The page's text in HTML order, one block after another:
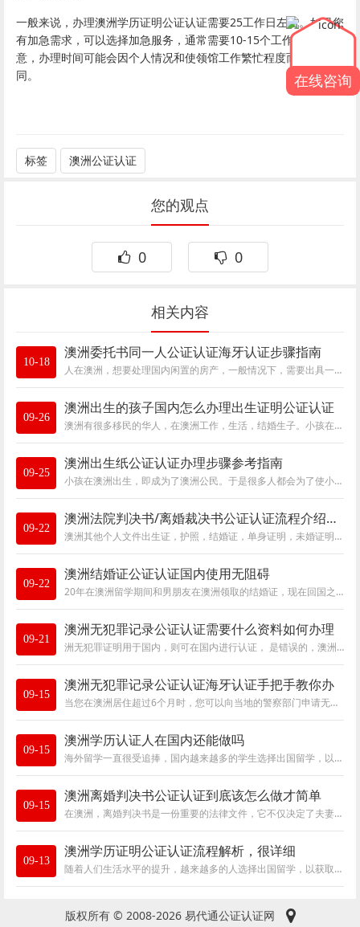
一般来说，办理澳洲学历证明公证认证需要25工作日左右。如果您
有加急需求，可以选择加急服务，通常需要10-15个工作日。请注
意，办理时间可能会因个人情况和使领馆工作繁忙程度而有所不
同。
标签 澳洲公证认证
您的观点
0 0
相关内容
10-18
澳洲委托书同一人公证认证海牙认证步骤指南
人在澳洲，想要处理国内闲置的房产，一般情况下，需要出具一份委托书，如果是加入了澳洲籍，还需额外出具一份同一人声明书。都是澳洲出具的文
09-26
澳洲出生的孩子国内怎么办理出生证明公证认证
澳洲有很多移民的华人，在澳洲工作，生活，结婚生子。小孩在澳洲取得了相应的出生证明，回到国内后，当需要给宝宝的签证进行续签的时候，出入
09-25
澳洲出生纸公证认证办理步骤参考指南
​小孩在澳洲出生，即成为了澳洲公民。于是很多人都会为了使小孩直接成为澳洲公民而选择在澳洲生小孩。在澳洲生小孩对于小孩子来说是有很多好
09-22
澳洲法院判决书/离婚裁决书公证认证流程介绍，很实用
澳洲其他个人文件出生证，护照，结婚证，单身证明，未婚证明，死亡证明，学历证明等都可办理澳洲使馆认证。
09-22
澳洲结婚证公证认证国内使用无阻碍
20年在澳洲留学期间和男朋友在澳洲领取的结婚证，现在回国之后由于感情不和需要在国内办理离婚手续。由于是涉外婚姻需要通过国内法院来办理离婚
09-21
澳洲无犯罪记录公证认证需要什么资料如何办理
洲无犯罪证明用于国内，则可在国内进行认证， 是错误的，澳洲出具的文件，在澳洲当地才设立有认证机构。
09-15
澳洲无犯罪记录公证认证海牙认证手把手教你办
当您在澳洲居住超过6个月时，您可以向当地的警察部门申请无犯罪记录证明。该证明通常包括您的个人信息、在澳居住地址、犯罪记录等内容。在申请
09-15
澳洲学历认证人在国内还能做吗
海外留学一直很受追捧，国内越来越多的学生选择出国留学，以获取更广阔的视野和更丰富的知识。在澳洲留学的学生也不例外。毕业后，留学生需要
09-15
澳洲离婚判决书公证认证到底该怎么做才简单
在澳洲，离婚判决书是一份重要的法律文件，它不仅决定了夫妻双方在财产分割、子女抚养权等方面的权益，还需要进行公证和认证，以确保其在其他
09-13
澳洲学历证明公证认证流程解析，很详细
随着人们生活水平的提升，越来越多的人选择出国留学，以获取更高的学位。澳洲作为世界知名的教育强国，吸引了大量的国际学生。然而，澳洲学历
版权所有 © 2008-2026 易代通公证认证网
在线咨询